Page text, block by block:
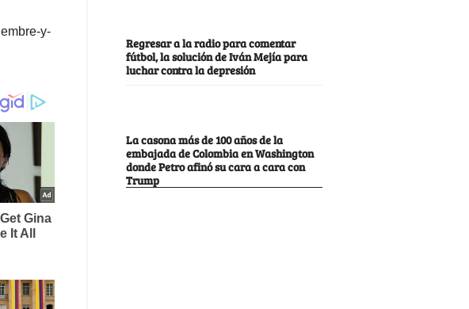
y-
Regresar a la radio para comentar
fútbol, la solución de Iván Mejía para
luchar contra la depresión
La casona más de 100 años de la
embajada de Colombia en Washington
donde Petro afinó su cara a cara con
Trump